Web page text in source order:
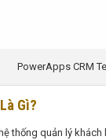
PowerApps CRM
Gì?
thống quản lý